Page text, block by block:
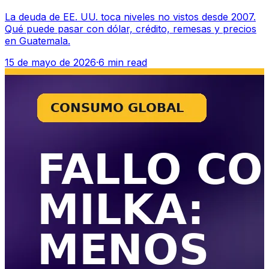
La deuda de EE. UU. toca niveles no vistos desde 2007.
Qué puede pasar con dólar, crédito, remesas y precios
en Guatemala.
15 de mayo de 2026·6 min read